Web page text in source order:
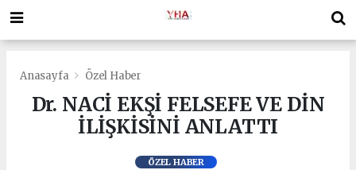
Anasayfa Özel Haber
Dr. NACİ EKŞİ FELSEFE VE DİN
İLİŞKİSİNİ ANLATTI
ÖZEL HABER